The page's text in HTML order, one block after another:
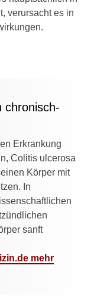
verursacht es in
chronisch-
Erkrankung
Colitis ulcerosa
Körper mit
In
sanft
mehr